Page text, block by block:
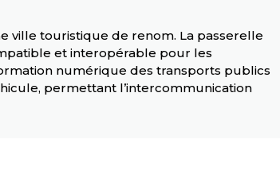
ville touristique de renom. La passerelle
et interopérable pour les
numérique des transports publics
permettant l’intercommunication